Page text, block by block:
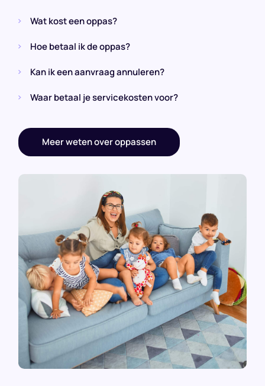
Wat kost een oppas?
Hoe betaal ik de oppas?
Kan ik een aanvraag annuleren?
Waar betaal je servicekosten voor?
Meer weten over oppassen